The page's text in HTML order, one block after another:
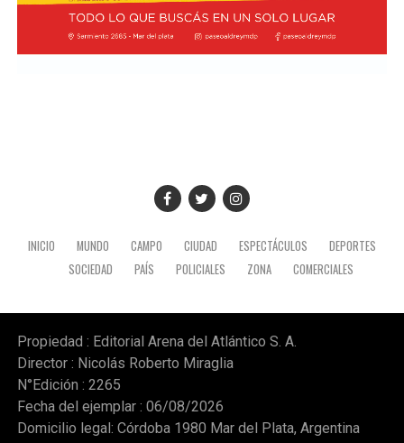
Además, el gobernador se refirió a la importancia del
yacimiento patagónico y recordó también que el
INICIO MUNDO CAMPO CIUDAD ESPECTÁCULOS
DEPORTES
SOCIEDAD
PAÍS POLICIALES ZONA COMERCIALES
Propiedad : Editorial Arena del Atlántico S. A.
Director : Nicolás Roberto Miraglia
N°Edición : 2265
Fecha del ejemplar : 06/08/2026
Domicilio legal: Córdoba 1980 Mar del Plata, Argentina